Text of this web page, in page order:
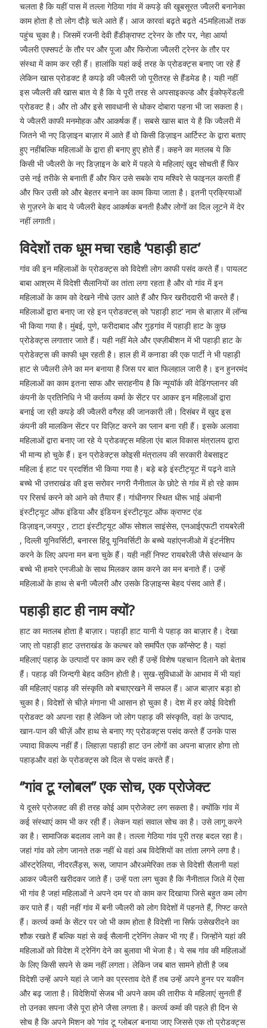
चलता है कि यहीं पास में तल्ला गेठिया गांव में कपड़े की खूबसूरत ज्वैलरी बनानेका
काम होता है तो लोग दौड़े चले आते हैं। आज कारवां बढ़ते बढ़ते 45महिलाओं तक
पहुंच चुका है। जिसमें रजनी देवी हैंडीक्राफ्ट ट्रेनर के तौर पर, नेहा आर्या
ज्वैलरी एक्सपर्ट के तौर पर और पूजा और फिरोजा ज्वैलरी ट्रेनर के तौर पर
संस्था में काम कर रही हैं। हालांकि यहां कई तरह के प्रोडक्ट्स बनाए जा रहे हैं
लेकिन खास प्रोडक्ट है कपड़े की ज्वैलरी जो पूरीतरह से हैंडमेड है। यही नहीं
इस ज्वैलरी की खास बात ये है कि ये पूरी तरह से अपसाइकल्ड और ईकोफ्रेंडली
प्रोडक्ट है। और तो और इसे सावधानी से धोकर दोबारा पहना भी जा सकता है।
ये ज्वैलरी काफी मनमोहक और आकर्षक हैं। सबसे खास बात ये है कि ज्वैलरी में
जितने भी नए डिज़ाइन बाज़ार में आते हैं वो किसी डिज़ाइन आर्टिस्ट के द्वारा बताए
हुए नहींबल्कि महिलाओं के द्वारा ही बनाए हुए होते हैं। कहने का मतलब ये कि
किसी भी ज्वैलरी के नए डिज़ाइन के बारे में पहले ये महिलाएं खुद सोचती हैं फिर
उसे नई तरीके से बनाती हैं और फिर उसे सबके राय मश्विरे से फाइनल करती हैं
और फिर उसी को और बेहतर बनाने का काम किया जाता है। इतनी प्रक्रियाओं
से गुज़रने के बाद ये ज्वैलरी बेहद आकर्षक बनती हैऔर लोगों का दिल लूटने में देर
नहीं लगाती।
विदेशों तक धूम मचा रहाहै ‘पहाड़ी हाट’
गांव की इन महिलाओं के प्रोडक्ट्स को विदेशी लोग काफी पसंद करते हैं। पायलट
बाबा आश्रम में विदेशी सैलानियों का तांता लगा रहता है और वो गांव में इन
महिलाओं के काम को देखने नीचे उतर आते हैं और फिर खरीददारी भी करते हैं।
महिलाओं द्वारा बनाए जा रहे इन प्रोडक्टस् को ‘पहाड़ी हाट’ नाम से बाज़ार में लॉन्च
भी किया गया है। मुंबई, पुणे, फरीदाबाद और गुड़गांव में पहाड़ी हाट के कुछ
प्रोडेक्ट्स लगातार जाते हैं। यही नहीं मेले और एक्ज़ीबीशन में भी पहाड़ी हाट के
प्रोडेक्ट्स की काफी धूम रहती है। हाल ही में कनाडा की एक पार्टी ने भी पहाड़ी
हाट से ज्वैलरी लेने का मन बनाया है जिस पर बात फिलहाल जारी है। इन हुनरमंद
महिलाओं का काम इतना साफ और सराहनीय है कि न्यूयॉर्क की वेडिंगप्लानर की
कंपनी के प्रतिनिधि ने भी कर्तव्य कर्मा के सेंटर पर आकर इन महिलाओं द्वारा
बनाई जा रही कपड़े की ज्वैलरी वगैरह की जानकारी ली। दिसंबर में खुद इस
कंपनी की मालकिन सेंटर पर विज़िट करने का प्लान बना रही हैं। इसके अलावा
महिलाओं द्वारा बनाए जा रहे ये प्रोडक्ट्स महिला एंव बाल विकास मंत्रालय द्वारा
भी मान्य हो चुके हैं। इन प्रोडेक्ट्स कोइसी मंत्रालय की सरकारी वेबसाइट
महिला ई हाट पर प्रदर्शित भी किया गया है। बड़े बड़े इंस्टीट्यूट में पढ़ने वाले
बच्चे भी उत्तराखंड की इस सरोवर नगरी नैनीताल के छोटे से गांव में हो रहे काम
पर रिसर्च करने को आने को तैयार हैं। गांधीनगर स्थित धीरू भाई अंबानी
इंस्टीट्यूट ऑफ इंडिया और इंडियन इंस्टीट्यूट ऑफ क्राफ्ट एंड
डिज़ाइन,जयपुर , टाटा इंस्टीट्यूट ऑफ सोशल साइंसेस, एनआईएफटी रायबरेली
, दिल्ली यूनिवर्सिटी, बनारस हिंदू यूनिवर्सिटी के बच्चे यहांएनजीओ में इंटर्नशिप
करने के लिए अपना मन बना चुके हैं। यही नहीं निफ्ट रायबरेली जैसे संस्थान के
बच्चे भी हमारे एनजीओ के साथ मिलकर काम करने का मन बनाते हैं। उन्हें
महिलाओं के हाथ से बनी ज्वैलरी और उसके डिज़ाइन्स बेहद पंसद आते हैं।
पहाड़ी हाट ही नाम क्यों?
हाट का मतलब होता है बाज़ार। पहाड़ी हाट यानी ये पहाड़ का बाज़ार है। देखा
जाए तो पहाड़ी हाट उत्तराखंड के कल्चर को समर्पित एक कॉन्सेप्ट है। यहां
महिलाएं पहाड़ के उत्पादों पर काम कर रही हैं उन्हें विशेष पहचान दिलाने को बेताब
हैं। पहाड़ की जिन्दगी बेहद कठिन होती है। सुख-सुविधाओं के आभाव में भी यहां
की महिलाएं पहाड़ की संस्कृति को बचाएरखने में सफल हैं। आज बाज़ार बड़ा हो
चुका है। विदेशों से चीज़े मंगाना भी आसान हो चुका है। देश में हर कोई विदेशी
प्रोडक्ट को अपना रहा है लेकिन जो लोग पहाड़ की संस्कृति, वहां के उत्पाद,
खान-पान की चीज़ें और हाथ से बनाए गए प्रोडक्ट्स पसंद करते हैं उनके पास
ज्यादा विकल्प नहीं हैं। लिहाज़ा पहाड़ी हाट उन लोगों का अपना बाज़ार होगा तो
पहाड़और वहां के प्रोडक्ट्स को दिल से पसंद करते हैं।
‘’गांव टू ग्लोबल’’ एक सोच, एक प्रोजेक्ट
ये दूसरे प्रोजक्ट की ही तरह कोई आम प्रोजेक्ट लग सकता है। क्योंकि गांव में
कई संस्थाएं काम भी कर रही हैं। लेकन यहां सवाल सोच का है। उसे लागू करने
का है। सामाजिक बदलाव लाने का है। तल्ला गेठिया गांव पूरी तरह बदल रहा है।
जहां गांव को लोग जानते तक नहीं थे वहां अब विदेशियों का तांता लगने लगा है।
ऑस्ट्रेलिया, नीदरलैंड्स, रूस, जापान औरअमेरिका तक से विदेशी सैलानी यहां
आकर ज्वैलरी खरीदकर जाते हैं। उन्हें पता लग चुका है कि नैनीताल जिले में ऐसा
भी गांव है जहां महिलाओं ने अपने दम पर वो काम कर दिखाया जिसे बहुत कम लोग
कर पाते हैं। यही नहीं गांव में बनी ज्वैलरी को लोग विदेशों में पहनते हैं, गिफ्ट करते
हैं। कर्त्व्य कर्मा के सेंटर पर जो भी काम होता है विदेशी ना सिर्फ उसेखरीदने का
शौक रखते हैं बल्कि यहां से कई सैलानी ट्रेनिंग लेकर भी गए हैं। जिन्होंने यहां की
महिलाओं को विदेश में ट्रेनिंग देने का बुलावा भी भेजा है। ये सब गांव की महिलाओं
के लिए किसी सपने से कम नहीं लगता। लेकिन जब बात सामने होती है जब
विदेशी उन्हें अपने यहां ले जाने का प्रस्ताव देते हैं तब उन्हें अपने हुनर पर यकीन
और बढ़ जाता है। विदेशियों सेजब भी अपने काम की तारीफ ये महिलाएं सुनती हैं
तो उनका सपना जैसे पूरा होने जैसा लगता है। कर्त्व्य कर्मा की पहले ही दिन से
सोच है कि अपने मिशन को ‘गांव टू ग्लोबल’ बनाया जाए जिससे एक तो प्रोडक्ट्स